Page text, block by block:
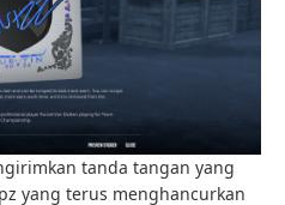
tanda tangan yang
yang terus menghancurkan